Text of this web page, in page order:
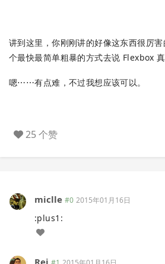
讲到这里，你刚刚讲的好像这东西很厉
个最快最简单粗暴的方式去说 Flexbox
嗯⋯⋯有点难，不过我想应该可以。
25 个赞
miclle #0 2015年01月16日
:plus1: